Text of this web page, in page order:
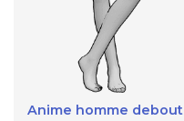
Anime homme debout